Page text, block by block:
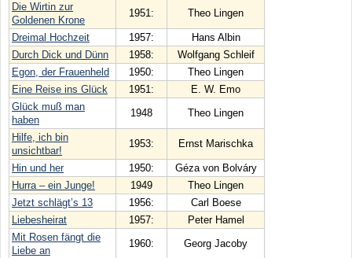
Die Wirtin zur
Goldenen Krone
1951: Theo Lingen
Dreimal Hochzeit 1957:
Hans Albin
Durch Dick und Dünn
1958:
Wolfgang Schleif
Egon, der Frauenheld
1950:
Theo Lingen
Eine Reise ins Glück
1951:
E. W. Emo
Glück muß man
haben
1948 Theo Lingen
Hilfe, ich bin
unsichtbar!
1953: Ernst Marischka
Hin und her 1950:
Géza von Bolváry
Hurra – ein Junge!
1949
Theo Lingen
Jetzt schlägt’s 13
1956:
Carl Boese
Liebesheirat
1957:
Peter Hamel
Mit Rosen fängt die
Liebe an
1960: Georg Jacoby